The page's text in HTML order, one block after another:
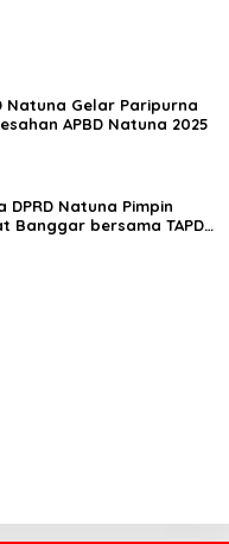
Natuna Gelar Paripurna
APBD Natuna 2025
DPRD Natuna Pimpin
Banggar bersama TAPD